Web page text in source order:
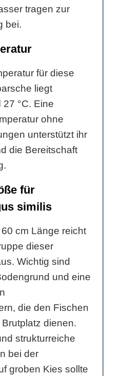
tragen zur
bei.
für diese
liegt
°C. Eine
ohne
unterstützt ihr
die Bereitschaft
für
similis
cm Länge reicht
dieser
Wichtig sind
und eine
die den Fischen
dienen.
strukturreiche
bei der
groben Kies sollte